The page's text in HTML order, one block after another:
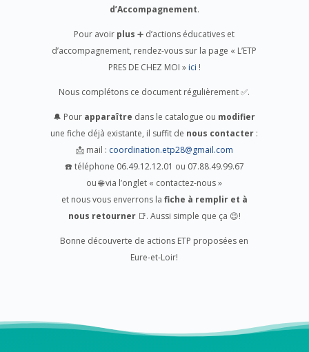
d’Accompagnement.
Pour avoir plus➕ d’actions éducatives et
d’accompagnement, rendez-vous sur la page « L’ETP
PRES DE CHEZ MOI » ici !
Nous complétons ce document régulièrement ✅.
🔔 Pour apparaître dans le catalogue ou modifier
une fiche déjà existante, il suffit de nous contacter :
📩 mail : coordination.etp28@gmail.com
☎️ téléphone 06.49.12.12.01 ou 07.88.49.99.67
ou 🌐 via l’onglet « contactez-nous »
et nous vous enverrons la fiche à remplir et à
nous retourner📑. Aussi simple que ça 😉!
Bonne découverte de actions ETP proposées en
Eure-et-Loir!